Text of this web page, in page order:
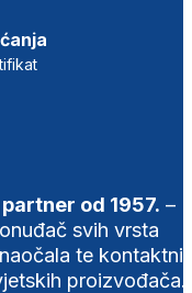
od 1957. –
svih vrsta
te
proizvođača.